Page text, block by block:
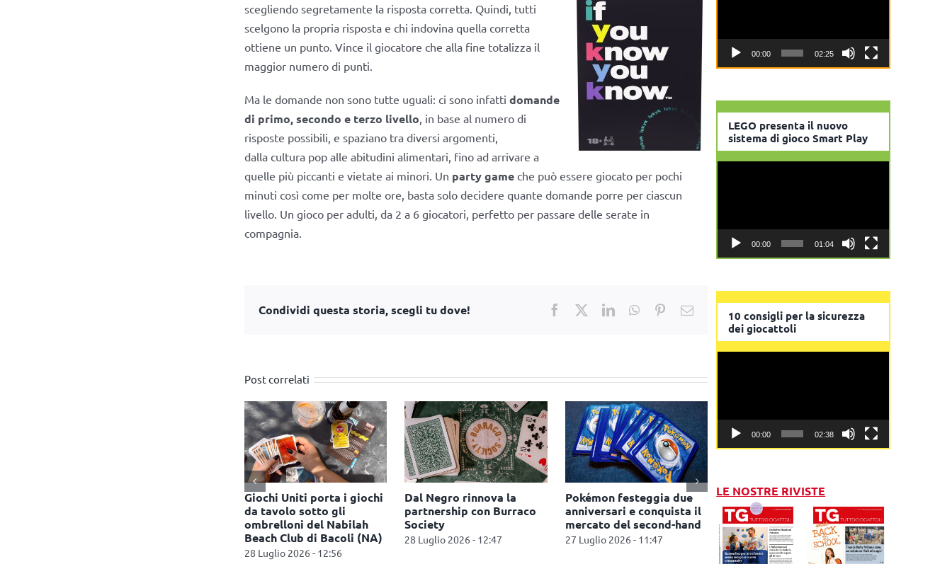
scegliendo segretamente la risposta corretta. Quindi, tutti
scelgono la propria risposta e chi indovina quella corretta
ottiene un punto. Vince il giocatore che alla fine totalizza il
maggior numero di punti.
Ma le domande non sono tutte uguali: ci sono infatti domande
di primo, secondo e terzo livello , in base al numero di
risposte possibili, e spaziano tra diversi argomenti,
dalla cultura pop alle abitudini alimentari, fino ad arrivare a
quelle più piccanti e vietate ai minori. Un party gameche può essere giocato per pochi
minuti così come per molte ore, basta solo decidere quante domande porre per ciascun
livello. Un gioco per adulti, da 2 a 6 giocatori, perfetto per passare delle serate in
compagnia.
Condividi questa storia, scegli tu dove! Facebook LinkedInWhatsApp
PinterestEmail
Post correlati
Giochi Uniti porta i giochi
da tavolo sotto gli
ombrelloni del Nabilah
Beach Club di Bacoli (NA)
28 Luglio 2026 - 12:56
Dal Negro rinnova la
partnership con Burraco
Society
28 Luglio 2026 - 12:47
Pokémon festeggia due
anniversari e conquista il
mercato del second-hand
27 Luglio 2026 - 11:47
00:00 02:25
LEGO presenta il nuovo
sistema di gioco Smart Play
00:00 01:04
10 consigli per la sicurezza
dei giocattoli
00:00 02:38
LE NOSTRE RIVISTE